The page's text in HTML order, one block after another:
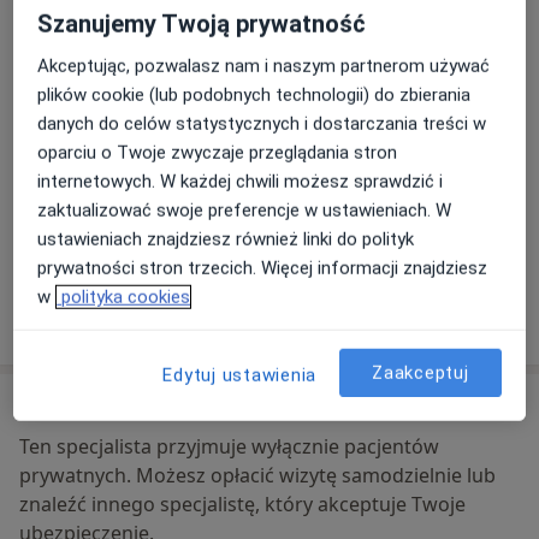
240Żory
Powiększ mapęotwiera się w nowej karcie
Dostępność
W tym gabinecie nie można umawiać wizyt przez
internet
Co mam zrobić w tej sytuacji?
Ubezpieczenia - brak akceptowanych
Ten specjalista przyjmuje wyłącznie pacjentów
prywatnych. Możesz opłacić wizytę samodzielnie lub
znaleźć innego specjalistę, który akceptuje Twoje
ubezpieczenie.
Szanujemy Twoją prywatność
Akceptując, pozwalasz nam i naszym partnerom używać
plików cookie (lub podobnych technologii) do zbierania
danych do celów statystycznych i dostarczania treści w
oparciu o Twoje zwyczaje przeglądania stron
internetowych. W każdej chwili możesz sprawdzić i
zaktualizować swoje preferencje w ustawieniach. W
ustawieniach znajdziesz również linki do polityk
prywatności stron trzecich. Więcej informacji znajdziesz
w polityka cookies
Edytuj ustawienia Zaakceptuj